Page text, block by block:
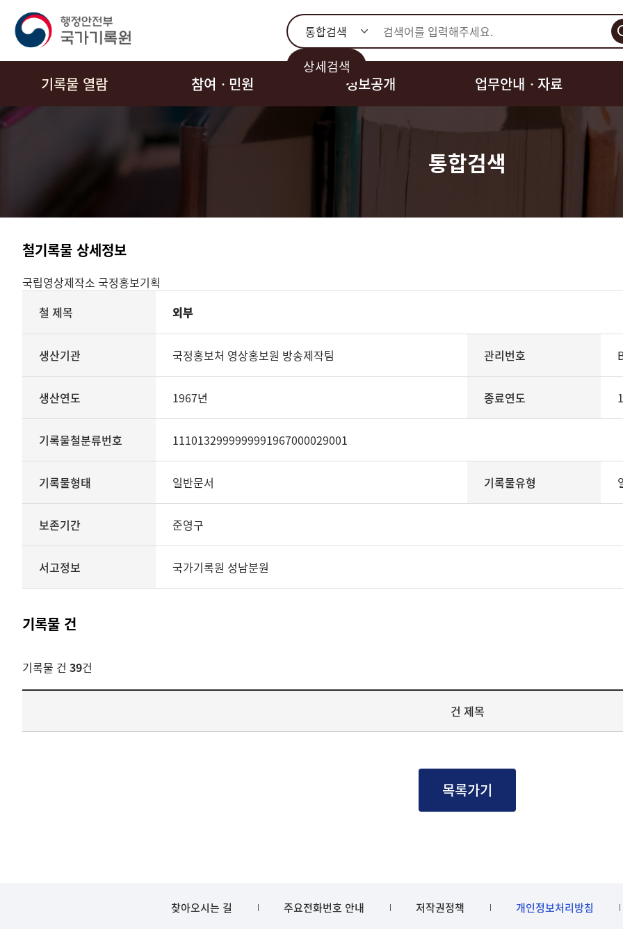
통합검색
상세검색
기록물 열람 참여ㆍ민원 정보공개 업무안내ㆍ자료
통합검색
철기록물 상세정보
국립영상제작소 국정홍보기획
철의
관리번호
생산년도
기록물철분류번호
기록물유형
보존기간
보여
기록물
철 제목 외부
생산기관 국정홍보처 영상홍보원 방송제작팀 관리번호
생산연도 1967년 종료연도
기록물철분류번호 1110132999999991967000029001
기록물형태 일반문서 기록물유형
보존기간 준영구
서고정보 국가기록원 성남분원
기록물 건
기록물 건 39건
목록
건 제목
목록가기
찾아오시는 길 주요전화번호 안내 저작권정책 개인정보처리방침